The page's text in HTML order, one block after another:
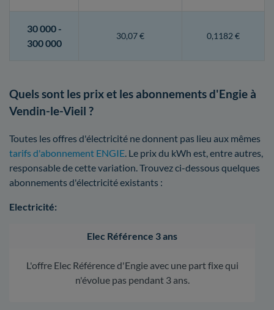
30 000 -
300 000
30,07 € 0,1182 €
Quels sont les prix et les abonnements d'Engie à
Vendin-le-Vieil ?
Toutes les offres d'électricité ne donnent pas lieu aux mêmes
tarifs d'abonnement ENGIE. Le prix du kWh est, entre autres,
responsable de cette variation. Trouvez ci-dessous quelques
abonnements d'électricité existants :
Electricité:
Elec Référence 3 ans
L'offre Elec Référence d'Engie avec une part fixe qui
n'évolue pas pendant 3 ans.